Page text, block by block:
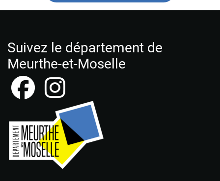
Suivez le département de
Meurthe-et-Moselle